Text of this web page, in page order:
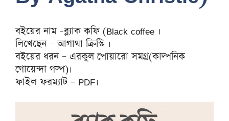
বইয়ের নাম -ব্ল্যাক কফি (Black coffee ।
লিখেছেন – আগাথা ক্রিস্টি ।
বইয়ের ধরন – এরকুল পোয়ারো সমগ্র(কাল্পনিক
গোয়েন্দা গল্প)।
ফাইল ফরম্যাট – PDF।